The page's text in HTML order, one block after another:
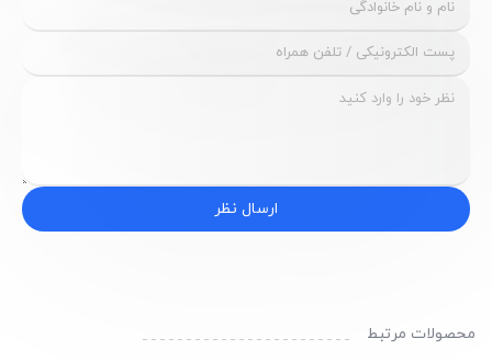
ارسال نظر
محصولات مرتبط